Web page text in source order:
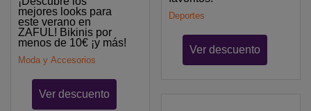
mejores looks para
este verano en
ZAFUL! Bikinis por
menos de 10€ ¡y más!
Moda y Accesorios
Ver descuento
Deportes
Ver descuento